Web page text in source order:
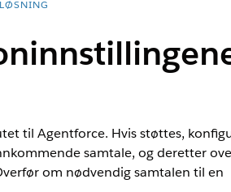
til Agentforce. Hvis støttes,
samtale, og deretter
om nødvendig samtalen til en